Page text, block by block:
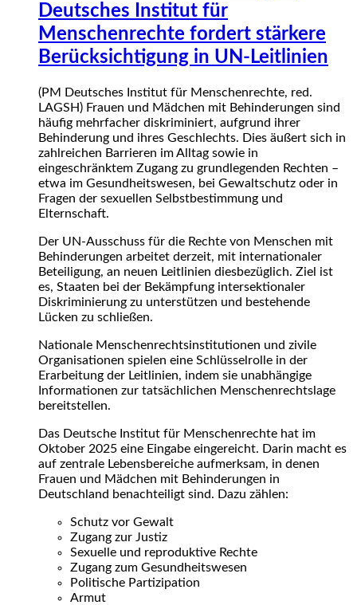
Deutsches Institut für
Menschenrechte fordert stärkere
Berücksichtigung in UN-Leitlinien
(PM Deutsches Institut für Menschenrechte, red.
LAGSH) Frauen und Mädchen mit Behinderungen sind
häufig mehrfacher diskriminiert, aufgrund ihrer
Behinderung und ihres Geschlechts. Dies äußert sich in
zahlreichen Barrieren im Alltag sowie in
eingeschränktem Zugang zu grundlegenden Rechten –
etwa im Gesundheitswesen, bei Gewaltschutz oder in
Fragen der sexuellen Selbstbestimmung und
Elternschaft.
Der UN-Ausschuss für die Rechte von Menschen mit
Behinderungen arbeitet derzeit, mit internationaler
Beteiligung, an neuen Leitlinien diesbezüglich. Ziel ist
es, Staaten bei der Bekämpfung intersektionaler
Diskriminierung zu unterstützen und bestehende
Lücken zu schließen.
Nationale Menschenrechtsinstitutionen und zivile
Organisationen spielen eine Schlüsselrolle in der
Erarbeitung der Leitlinien, indem sie unabhängige
Informationen zur tatsächlichen Menschenrechtslage
bereitstellen.
Das Deutsche Institut für Menschenrechte hat im
Oktober 2025 eine Eingabe eingereicht. Darin macht es
auf zentrale Lebensbereiche aufmerksam, in denen
Frauen und Mädchen mit Behinderungen in
Deutschland benachteiligt sind. Dazu zählen:
Schutz vor Gewalt
Zugang zur Justiz
Sexuelle und reproduktive Rechte
Zugang zum Gesundheitswesen
Politische Partizipation
Armut